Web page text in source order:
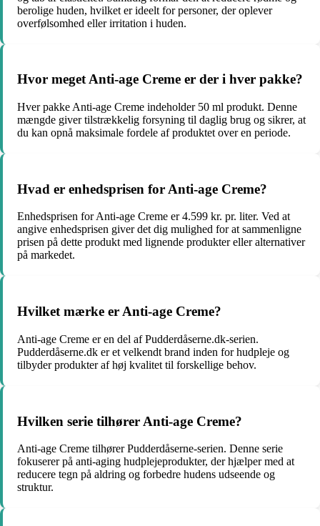
berolige huden, hvilket er ideelt for personer, der oplever
overfølsomhed eller irritation i huden.
Hvor meget Anti-age Creme er der i hver pakke?
Hver pakke Anti-age Creme indeholder 50 ml produkt. Denne
mængde giver tilstrækkelig forsyning til daglig brug og sikrer, at
du kan opnå maksimale fordele af produktet over en periode.
Hvad er enhedsprisen for Anti-age Creme?
Enhedsprisen for Anti-age Creme er 4.599 kr. pr. liter. Ved at
angive enhedsprisen giver det dig mulighed for at sammenligne
prisen på dette produkt med lignende produkter eller alternativer
på markedet.
Hvilket mærke er Anti-age Creme?
Anti-age Creme er en del af Pudderdåserne.dk-serien.
Pudderdåserne.dk er et velkendt brand inden for hudpleje og
tilbyder produkter af høj kvalitet til forskellige behov.
Hvilken serie tilhører Anti-age Creme?
Anti-age Creme tilhører Pudderdåserne-serien. Denne serie
fokuserer på anti-aging hudplejeprodukter, der hjælper med at
reducere tegn på aldring og forbedre hudens udseende og
struktur.